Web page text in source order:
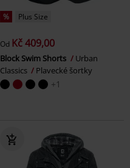
% Plus Size
Od Kč 409,00
Block Swim Shorts
Urban
Classics
Plavecké šortky
+1